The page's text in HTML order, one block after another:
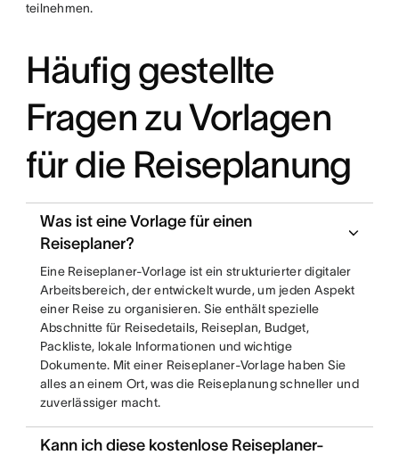
teilnehmen.
Häufig gestellte
Fragen zu Vorlagen
für die Reiseplanung
Was ist eine Vorlage für einen
Reiseplaner?
Eine Reiseplaner-Vorlage ist ein strukturierter digitaler
Arbeitsbereich, der entwickelt wurde, um jeden Aspekt
einer Reise zu organisieren. Sie enthält spezielle
Abschnitte für Reisedetails, Reiseplan, Budget,
Packliste, lokale Informationen und wichtige
Dokumente. Mit einer Reiseplaner-Vorlage haben Sie
alles an einem Ort, was die Reiseplanung schneller und
zuverlässiger macht.
Kann ich diese kostenlose Reiseplaner-